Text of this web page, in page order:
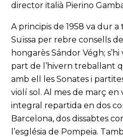
director italià Pierino
A principis de 1958 va dur
Suïssa per rebre consells
hongarès Sándor Végh;
part de l’hivern treballant
amb ell les Sonates i
violí sol. Al mes de març en
integral repartida en dos
Barcelona, dos dissabtes
l’església de Pompeia.